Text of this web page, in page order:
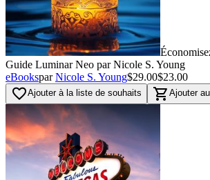
Guide Luminar Neo par Nicole S. Young
eBookspar Nicole S. Young$29.00$23.00
favorite_borderAjouter à la liste de souhaits shopping_cart Ajouter